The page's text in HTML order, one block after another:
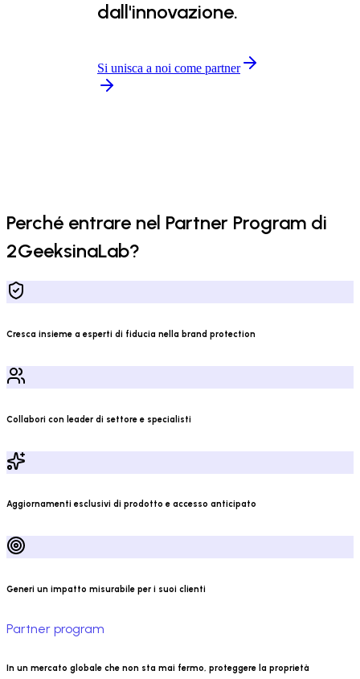
dall'innovazione.
Si unisca a noi come partner
Perché entrare nel Partner Program di
2GeeksinaLab?
Cresca insieme a esperti di fiducia nella brand protection
Collabori con leader di settore e specialisti
Aggiornamenti esclusivi di prodotto e accesso anticipato
Generi un impatto misurabile per i suoi clienti
Partner program
In un mercato globale che non sta mai fermo, proteggere la proprietà